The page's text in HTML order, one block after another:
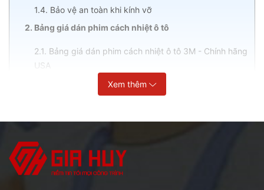
1.4. Bảo vệ an toàn khi kính vỡ
2. Bảng giá dán phim cách nhiệt ô tô
2.1. Bảng giá dán phim cách nhiệt ô tô 3M - Chính hãng
USA
2.2. Bảng giá dán phim cách nhiệt ô tô NanoX - Chính
cầu
4.1. Phim cách nhiệt không đổi màu kính (độ truyền
Xem thêm